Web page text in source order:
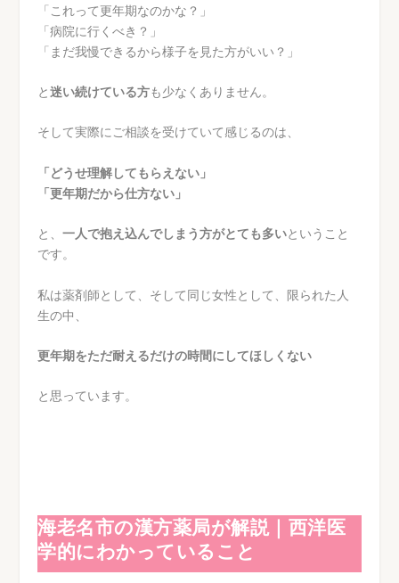
「これって更年期なのかな？」
「病院に行くべき？」
「まだ我慢できるから様子を見た方がいい？」
と迷い続けている方も少なくありません。
そして実際にご相談を受けていて感じるのは、
「どうせ理解してもらえない」
「更年期だから仕方ない」
と、一人で抱え込んでしまう方がとても多いということ
です。
私は薬剤師として、そして同じ女性として、限られた人
生の中、
更年期をただ耐えるだけの時間にしてほしくない
と思っています。
海老名市の漢方薬局が解説｜西洋医
学的にわかっていること